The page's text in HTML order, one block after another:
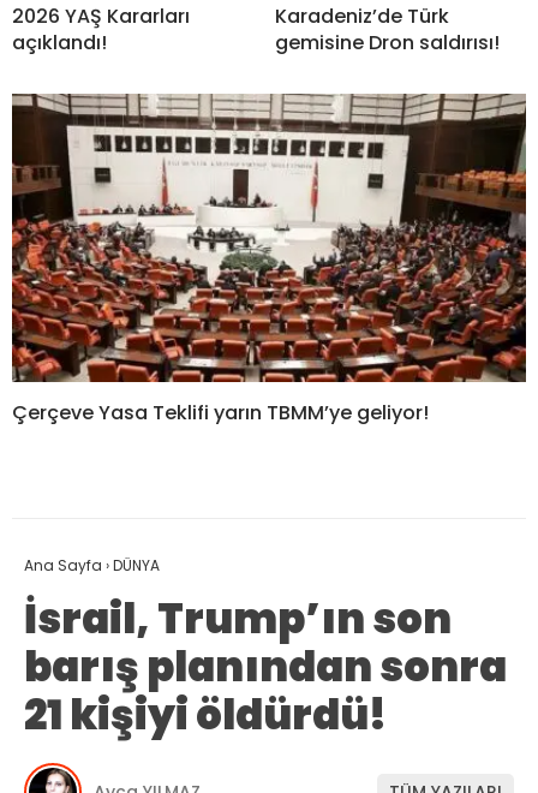
2026 YAŞ Kararları
açıklandı!
Karadeniz’de Türk
gemisine Dron saldırısı!
Çerçeve Yasa Teklifi yarın TBMM’ye geliyor!
Ana Sayfa ›DÜNYA
İsrail, Trump’ın son
barış planından sonra
21 kişiyi öldürdü!